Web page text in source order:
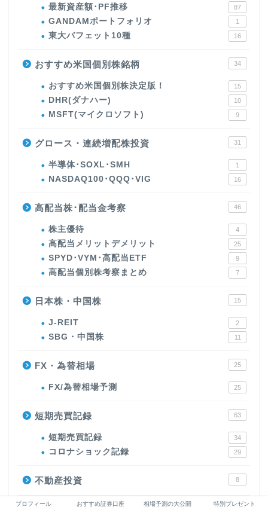
最新資産額･PF推移 87
GANDAMポートフォリオ 1
東大バフェット10種 16
おすすめ米国個別株銘柄 34
おすすめ米国個別株決定版！ 15
DHR(ダナハー) 10
MSFT(マイクロソフト) 9
グロース・連続増配株投資 31
半導体･SOXL･SMH 1
NASDAQ100･QQQ･VIG 16
高配当株･配当金考察 46
株主優待 4
高配当メリットデメリット 25
SPYD･VYM･高配当ETF 9
高配当個別株考察まとめ 7
日本株・中国株 15
J-REIT 2
SBG・中国株 11
FX・為替相場 25
FX/為替相場予測 25
短期売買記録 63
短期売買記録 34
コロナショック記録 29
不動産投資 8
FIRE･セミリタイア
プロフィール おすすめ証券口座 相場予測の大公開 特別プレゼント